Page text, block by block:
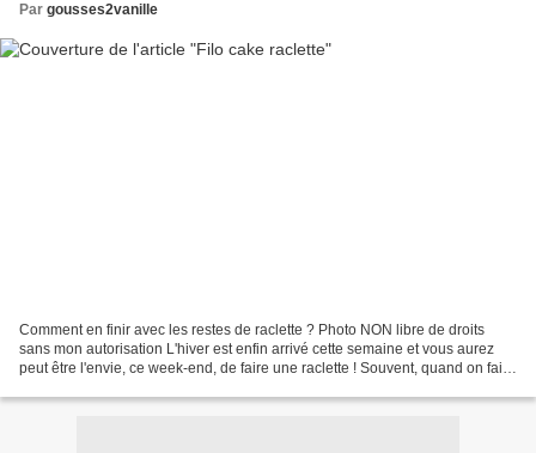
Par gousses2vanille
Comment en finir avec les restes de raclette ? Photo NON libre de droits
sans mon autorisation L'hiver est enfin arrivé cette semaine et vous aurez
peut être l'envie, ce week-end, de faire une raclette ! Souvent, quand on fait